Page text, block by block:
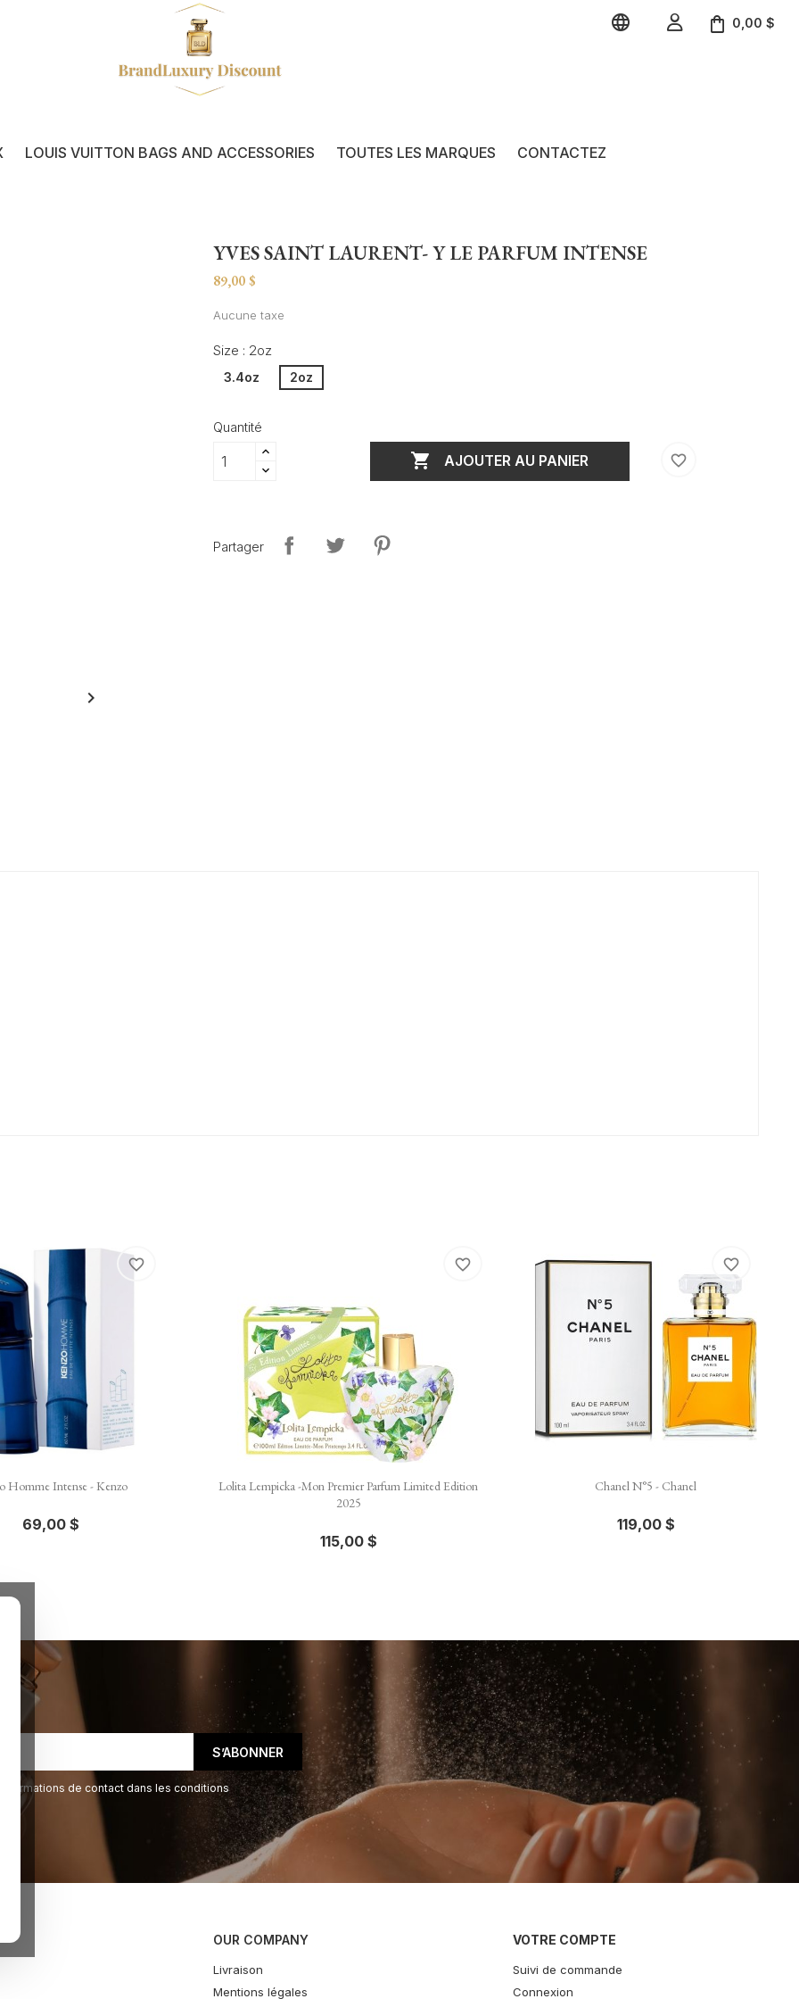
  0,00 $
LOUIS VUITTON BAGS AND ACCESSORIES TOUTES LES MARQUES CONTACTEZ

YVES SAINT LAURENT- Y LE PARFUM INTENSE
89,00 $
Aucune taxe
Size : 2oz
3.4oz 2oz
Quantité
 AJOUTER AU PANIER favorite_border
Partager
Aperçu rapide
Homme Intense - Kenzo
69,00 $
favorite_border
Aperçu rapide
Lolita Lempicka -Mon Premier Parfum Limited Edition
2025
115,00 $
favorite_border
Aperçu rapide
Chanel N°5 - Chanel
119,00 $
favorite_border
de contact dans les conditions
OUR COMPANY
Livraison
Mentions légales
VOTRE COMPTE
Suivi de commande
Connexion